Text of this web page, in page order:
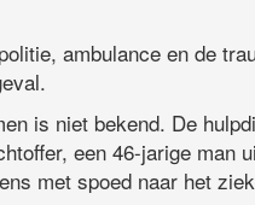
ambulance en de
is niet bekend. De
een 46-jarige man
met spoed naar het